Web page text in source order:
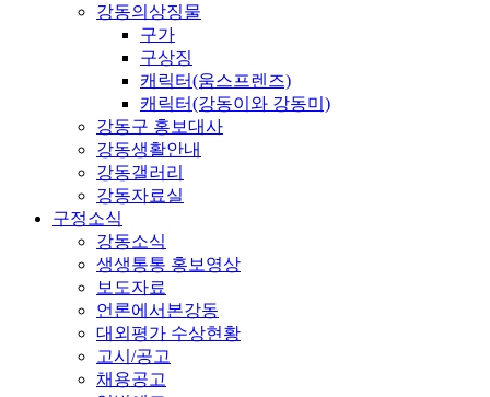
강동의상징물
구가
구상징
캐릭터(움스프렌즈)
캐릭터(강동이와 강동미)
강동구 홍보대사
강동생활안내
강동갤러리
강동자료실
구정소식
강동소식
생생통통 홍보영상
보도자료
언론에서본강동
대외평가 수상현황
고시/공고
채용공고